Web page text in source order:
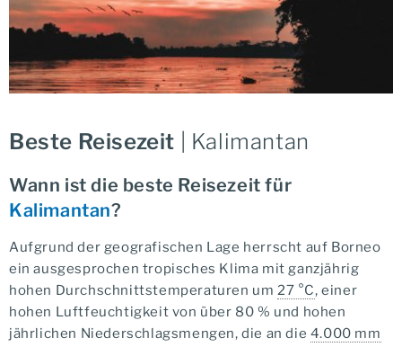
Beste Reisezeit | Kalimantan
Wann ist die beste Reisezeit für
Kalimantan?
Aufgrund der geografischen Lage herrscht auf Borneo
ein ausgesprochen tropisches Klima mit ganzjährig
hohen Durchschnittstemperaturen um27 °C, einer
hohen Luftfeuchtigkeit von über 80 % und hohen
jährlichen Niederschlagsmengen, die an die 4.000 mm